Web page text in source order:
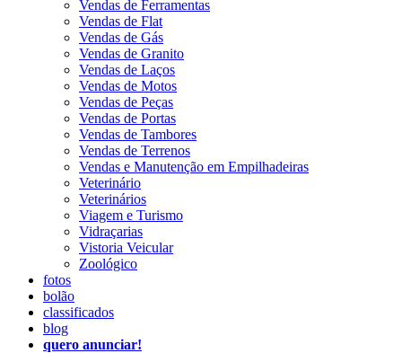
Vendas de Ferramentas
Vendas de Flat
Vendas de Gás
Vendas de Granito
Vendas de Laços
Vendas de Motos
Vendas de Peças
Vendas de Portas
Vendas de Tambores
Vendas de Terrenos
Vendas e Manutenção em Empilhadeiras
Veterinário
Veterinários
Viagem e Turismo
Vidraçarias
Vistoria Veicular
Zoológico
fotos
bolão
classificados
blog
quero anunciar!